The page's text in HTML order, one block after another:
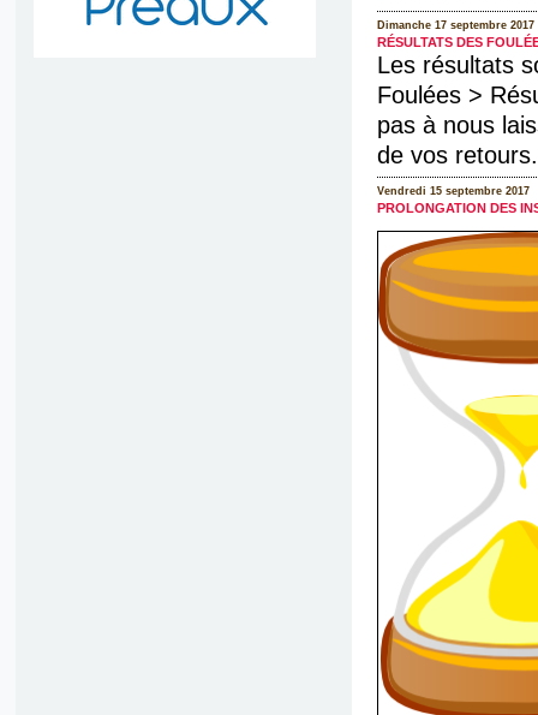
Dimanche 17 septembre 2017
RÉSULTATS DES
Les résultats
Foulées >
pas à nous
de vos retours.
Vendredi 15 septembre 2017
PROLONGATION DES